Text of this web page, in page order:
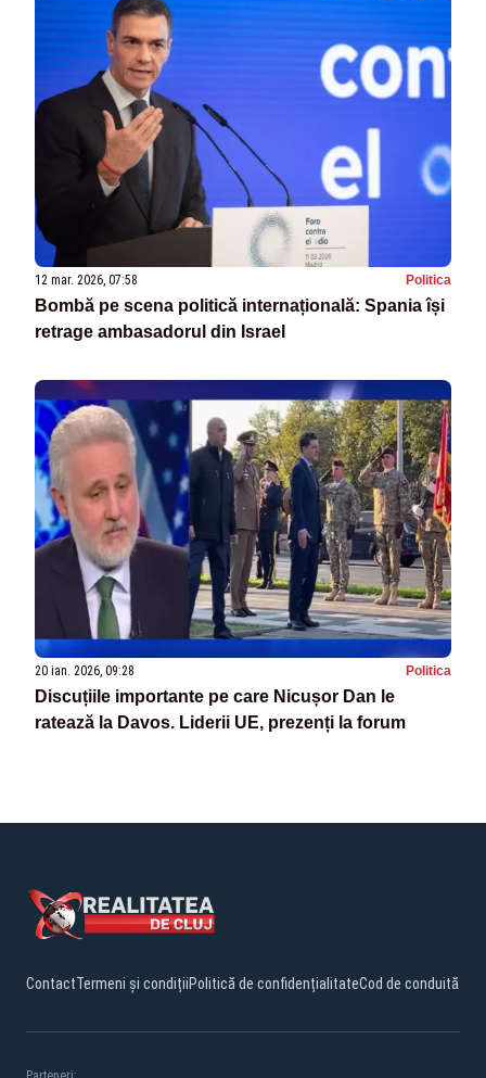
12 mar. 2026, 07:58 Politica
Bombă pe scena politică internațională: Spania își
retrage ambasadorul din Israel
20 ian. 2026, 09:28 Politica
Discuțiile importante pe care Nicușor Dan le
ratează la Davos. Liderii UE, prezenți la forum
ContactTermeni și condițiiPolitică de confidențialitateCod de conduită